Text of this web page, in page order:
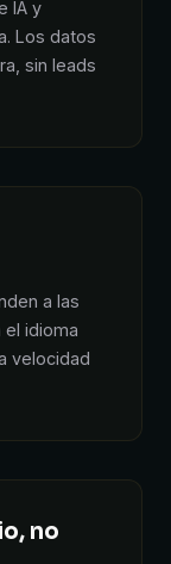
IA y
Los datos
sin leads
a las
idioma
velocidad
no